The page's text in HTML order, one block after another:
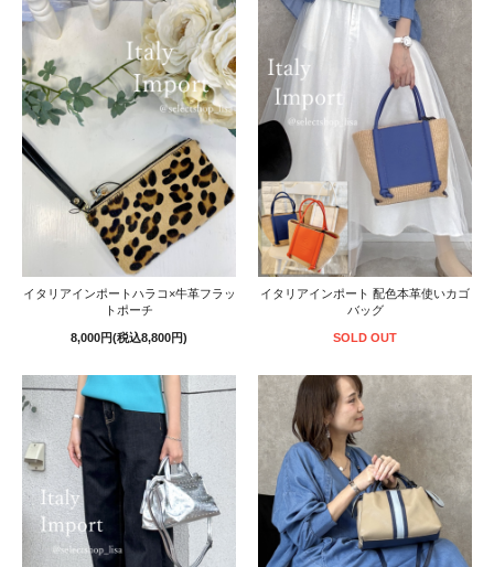
イタリアインポートハラコ×牛革フラッ
トポーチ
8,000円(税込8,800円)
イタリアインポート 配色本革使いカゴ
バッグ
SOLD OUT